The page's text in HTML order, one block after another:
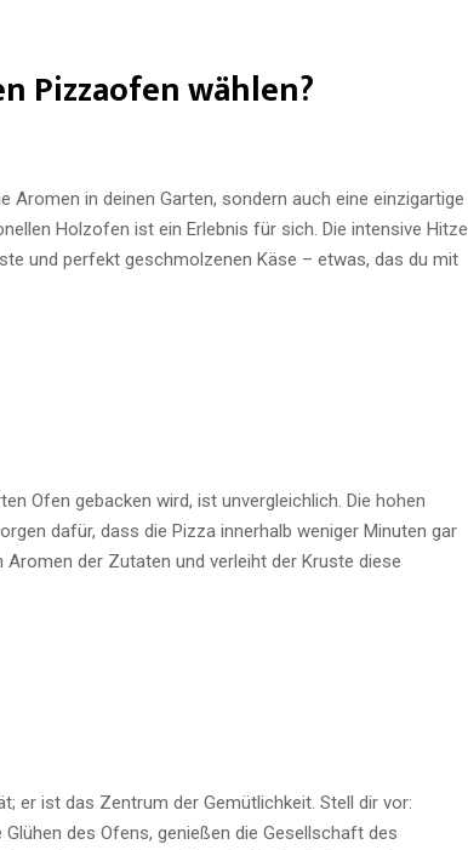
Pizzaofen wählen?
in deinen Garten, sondern auch eine einzigartige
Holzofen ist ein Erlebnis für sich. Die intensive Hitze
und perfekt geschmolzenen Käse – etwas, das du mit
Ofen gebacken wird, ist unvergleichlich. Die hohen
dafür, dass die Pizza innerhalb weniger Minuten gar
der Zutaten und verleiht der Kruste diese
er ist das Zentrum der Gemütlichkeit. Stell dir vor:
des Ofens, genießen die Gesellschaft des